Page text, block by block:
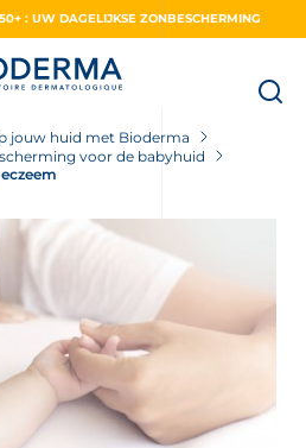
: UW DAGELIJKSE ZONBESCHERMING
jouw huid met Bioderma
voor de babyhuid